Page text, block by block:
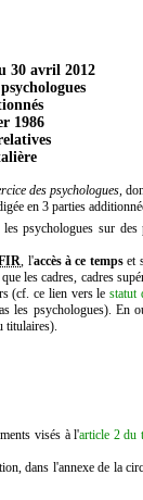
30 avril 2012
1986
des psychologues ,
en 3 parties
psychologues sur des
, l'accès à ce tempset
les cadres, cadres
(cf. ce lien vers le statut
les psychologues). En
titulaires).
visés à l'article 2 du
dans l'annexe de la